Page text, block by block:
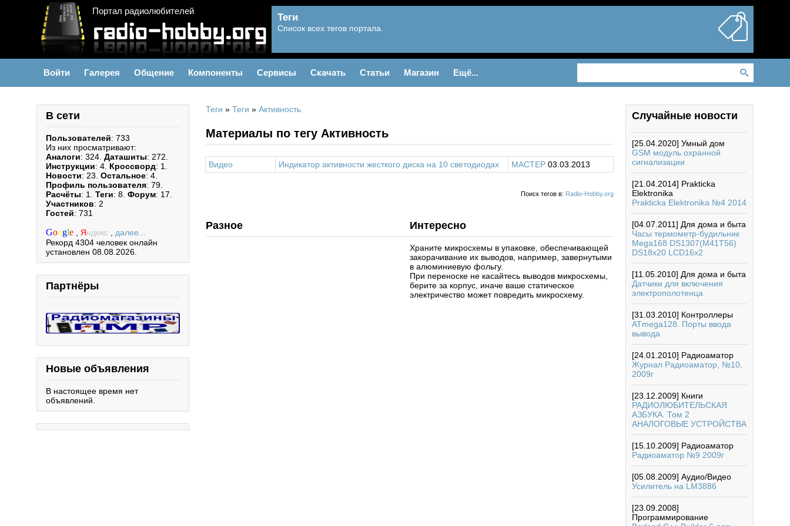
Портал радиолюбителей
Теги
Список всех тегов портала.
Войти Галерея Общение Компоненты Сервисы Скачать Статьи Магазин Ещё...
В сети
Пользователей: 733
Из них просматривают:
Аналоги: 324. Даташиты: 272.
Инструкции: 4. Кроссворд: 1.
Новости: 23. Остальное: 4.
Профиль пользователя: 79.
Расчёты: 1. Теги: 8. Форум: 17.
Участников: 2
Гостей: 731
Google Яндекс
далее...
Рекорд 4304 человек онлайн
установлен 08.08.2026.
Партнёры
Новые объявления
В настоящее время нет
объявлений.
Теги » Теги » Активность
Материалы по тегу Активность
Видео Индикатор активности жесткого диска на 10 светодиодах MACTEP 03.03.2013
Поиск тегов в: Radio-Hobby.org
Разное Интересно
Храните микросхемы в упаковке, обеспечивающей
закорачивание их выводов, например, завернутыми
в алюминиевую фольгу.
При переноске не касайтесь выводов микросхемы,
берите за корпус, иначе ваше статическое
электричество может повредить микросхему.
Случайные новости
[25.04.2020] Умный дом
GSM модуль охранной
сигнализации
[21.04.2014] Prakticka
Elektronika
Prakticka Elektronika №4 2014
[04.07.2011] Для дома и быта
Часы термометр-будильник
Mega168 DS1307(M41T56)
DS18x20 LCD16x2
[11.05.2010] Для дома и быта
Датчики для включения
электрополотенца
[31.03.2010] Контроллеры
ATmega128. Порты ввода
вывода
[24.01.2010] Радиоаматор
Журнал Радиоаматор, №10,
2009г
[23.12.2009] Книги
РАДИОЛЮБИТЕЛЬСКАЯ
АЗБУКА. Том 2
АНАЛОГОВЫЕ УСТРОЙСТВА
[15.10.2009] Радиоаматор
Радиоаматор №9 2009г
[05.08.2009] Аудио/Видео
Усилитель на LM3886
[23.09.2008]
Программирование